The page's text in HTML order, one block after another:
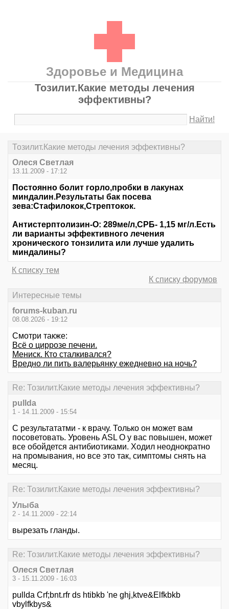
Здоровье и Медицина
Тозилит.Какие методы лечения
эффективны?
Найти!
Тозилит.Какие методы лечения эффективны?
Олеся Светлая
13.11.2009 - 17:12
Постоянно болит горло,пробки в лакунах
миндалин.Результаты бак посева
зева:Стафилокок,Стрептокок.
Антистерптолизин-О: 289ме/л,СРБ- 1,15 мг/л.Есть
ли варианты эффективного лечения
хронического тонзилита или лучше удалить
миндалины?
К списку тем
К списку форумов
Интересные темы
forums-kuban.ru
08.08.2026 - 19:12
Смотри также:
Всё о циррозе печени.
Мениск. Кто сталкивался?
Вредно ли пить валерьянку ежедневно на ночь?
Re: Тозилит.Какие методы лечения эффективны?
pullda
1 - 14.11.2009 - 15:54
C результататми - к врачу. Только он может вам
посоветовать. Уровень ASL O у вас повышен, может
все обойдется антибиотиками. Ходил неоднократно
на промывания, но все это так, симптомы снять на
месяц.
Re: Тозилит.Какие методы лечения эффективны?
Улыба
2 - 14.11.2009 - 22:14
вырезать гланды.
Re: Тозилит.Какие методы лечения эффективны?
Олеся Светлая
3 - 15.11.2009 - 16:03
pullda Crf;bnt.rfr ds htibkb 'ne ghj,ktve&Elfkbkb
vbylfkbys&